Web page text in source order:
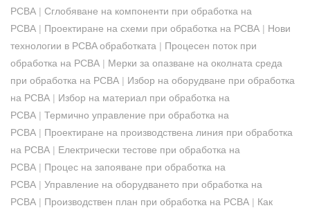
PCBA | Сглобяване на компоненти при обработка на
PCBA | Проектиране на схеми при обработка на PCBA | Нови
технологии в PCBA обработката | Процесен поток при
обработка на PCBA | Мерки за опазване на околната среда
при обработка на PCBA | Избор на оборудване при обработка
на PCBA | Избор на материал при обработка на
PCBA | Термично управление при обработка на
PCBA | Проектиране на производствена линия при обработка
на PCBA | Електрически тестове при обработка на
PCBA | Процес на запояване при обработка на
PCBA | Управление на оборудването при обработка на
PCBA | Производствен план при обработка на PCBA | Как